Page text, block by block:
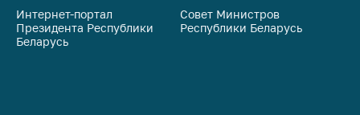
Упрощение условий
ведения бизнеса
Интернет-портал
Президента Республики
Беларусь
Совет Министров
Республики Беларусь